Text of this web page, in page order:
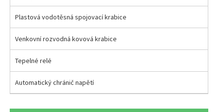
Plastová vodotěsná spojovací krabice
Venkovní rozvodná kovová krabice
Tepelné relé
Automatický chránič napětí